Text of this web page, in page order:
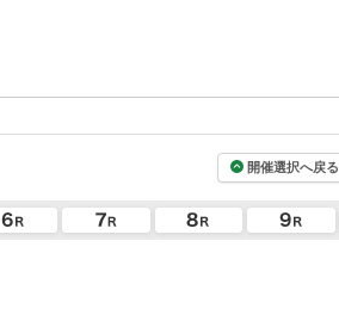
開催選択へ戻る